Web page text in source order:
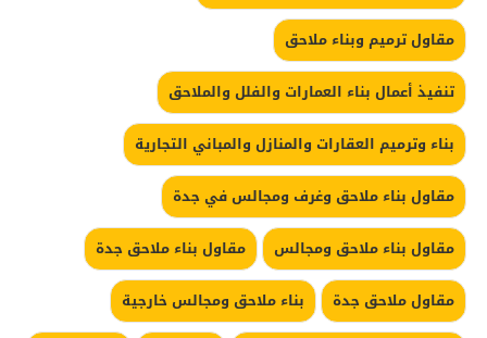
مقاول ترميم وبناء ملاحق
تنفيذ أعمال بناء العمارات والفلل والملاحق
بناء وترميم العقارات والمنازل والمباني التجارية
مقاول بناء ملاحق وغرف ومجالس في جدة
مقاول بناء ملاحق ومجالس
مقاول بناء ملاحق جدة
مقاول ملاحق جدة
بناء ملاحق ومجالس خارجية